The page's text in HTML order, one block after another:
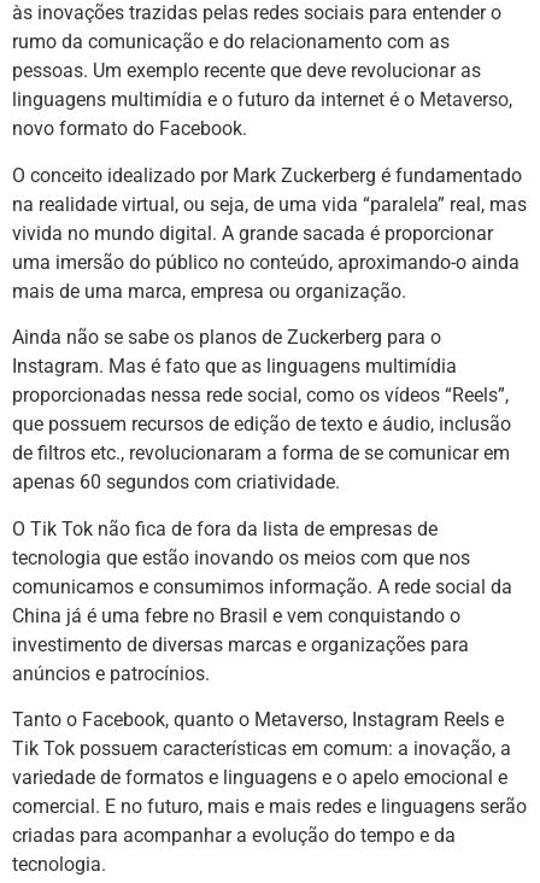
às inovações trazidas pelas redes sociais para entender o
rumo da comunicação e do relacionamento com as
pessoas. Um exemplo recente que deve revolucionar as
linguagens multimídia e o futuro da internet é o Metaverso,
novo formato do Facebook.
O conceito idealizado por Mark Zuckerberg é fundamentado
na realidade virtual, ou seja, de uma vida “paralela” real, mas
vivida no mundo digital. A grande sacada é proporcionar
uma imersão do público no conteúdo, aproximando-o ainda
mais de uma marca, empresa ou organização.
Ainda não se sabe os planos de Zuckerberg para o
Instagram. Mas é fato que as linguagens multimídia
proporcionadas nessa rede social, como os vídeos “Reels”,
que possuem recursos de edição de texto e áudio, inclusão
de filtros etc., revolucionaram a forma de se comunicar em
apenas 60 segundos com criatividade.
O Tik Tok não fica de fora da lista de empresas de
tecnologia que estão inovando os meios com que nos
comunicamos e consumimos informação. A rede social da
China já é uma febre no Brasil e vem conquistando o
investimento de diversas marcas e organizações para
anúncios e patrocínios.
Tanto o Facebook, quanto o Metaverso, Instagram Reels e
Tik Tok possuem características em comum: a inovação, a
variedade de formatos e linguagens e o apelo emocional e
comercial. E no futuro, mais e mais redes e linguagens serão
criadas para acompanhar a evolução do tempo e da
tecnologia.